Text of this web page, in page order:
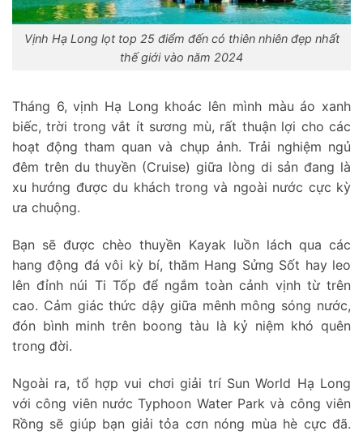
Vịnh Hạ Long lọt top 25 điểm đến có thiên nhiên đẹp nhất
thế giới vào năm 2024
Tháng 6, vịnh Hạ Long khoác lên mình màu áo xanh
biếc, trời trong vắt ít sương mù, rất thuận lợi cho các
hoạt động tham quan và chụp ảnh. Trải nghiệm ngủ
đêm trên du thuyền (Cruise) giữa lòng di sản đang là
xu hướng được du khách trong và ngoài nước cực kỳ
ưa chuộng.
Bạn sẽ được chèo thuyền Kayak luồn lách qua các
hang động đá vôi kỳ bí, thăm Hang Sửng Sốt hay leo
lên đỉnh núi Ti Tốp để ngắm toàn cảnh vịnh từ trên
cao. Cảm giác thức dậy giữa mênh mông sóng nước,
đón bình minh trên boong tàu là kỷ niệm khó quên
trong đời.
Ngoài ra, tổ hợp vui chơi giải trí Sun World Hạ Long
với công viên nước Typhoon Water Park và công viên
Rồng sẽ giúp bạn giải tỏa cơn nóng mùa hè cực đã.